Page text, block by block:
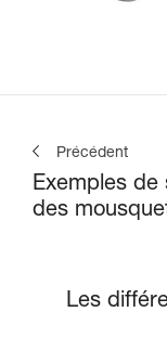
Précédent
Exemples de
des
Les